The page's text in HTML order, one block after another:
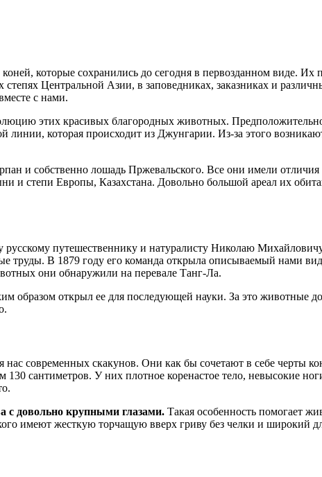
которые сохранились до сегодня в первозданном виде.
Центральной Азии, в заповедниках, заказниках и
с нами.
этих красивых благородных животных.
линии, которая происходит из Джунгарии. Из-за этого
и собственно лошадь Пржевальского. Все они имели отличия
и степи Европы, Казахстана. Довольно большой ареал их
путешественнику и натуралисту Николаю
труды. В 1879 году его команда открыла описываемый нами
они обнаружили на перевале Танг-Ла.
открыл ее для последующей науки. За это животные до
современных скакунов. Они как бы сочетают в себе черты
сантиметров. У них плотное коренастое тело, невысокие
с довольно крупными глазами. Такая особенность помогает
имеют жесткую торчащую вверх гриву без челки и широкий